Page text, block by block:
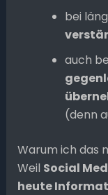
bei
auch
(denn
Warum ich das
Weil Social
heute